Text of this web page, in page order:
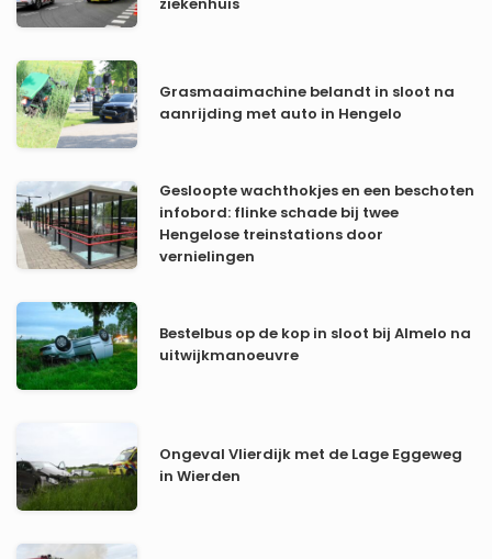
ziekenhuis
Grasmaaimachine belandt in sloot na
aanrijding met auto in Hengelo
Gesloopte wachthokjes en een beschoten
infobord: flinke schade bij twee
Hengelose treinstations door
vernielingen
Bestelbus op de kop in sloot bij Almelo na
uitwijkmanoeuvre
Ongeval Vlierdijk met de Lage Eggeweg
in Wierden